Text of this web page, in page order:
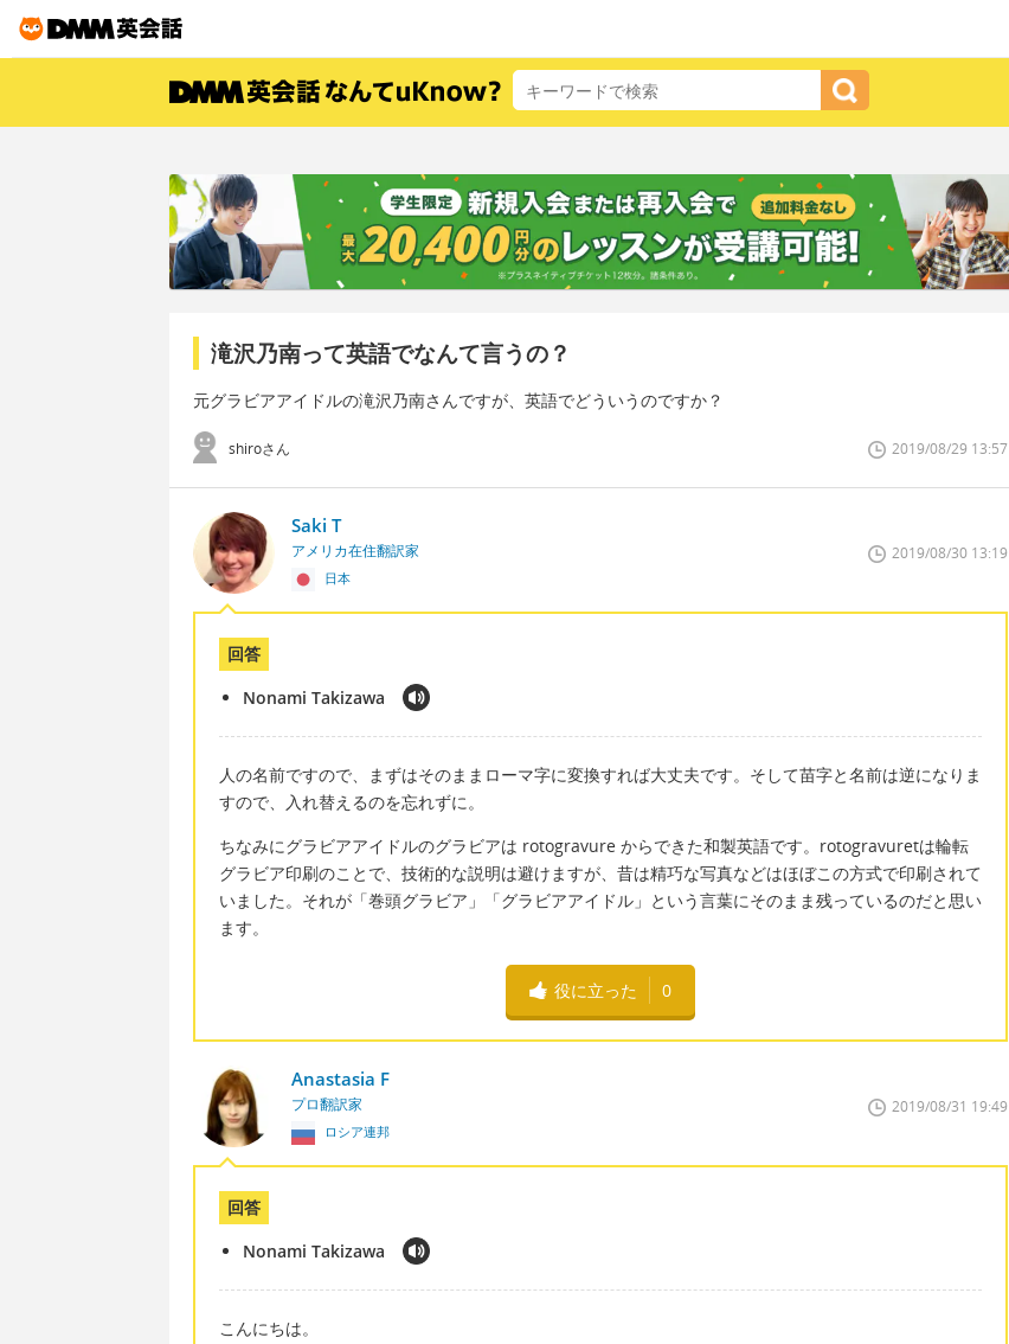
滝沢乃南って英語でなんて言うの？
元グラビアアイドルの滝沢乃南さんですが、英語でどういうのですか？
shiroさん 2019/08/29 13:57
Saki T
アメリカ在住翻訳家
日本
2019/08/30 13:19
回答
Nonami Takizawa
人の名前ですので、まずはそのままローマ字に変換すれば大丈夫です。そして苗字と名前は逆になりま
すので、入れ替えるのを忘れずに。
ちなみにグラビアアイドルのグラビアは rotogravure からできた和製英語です。rotogravuretは輪転
グラビア印刷のことで、技術的な説明は避けますが、昔は精巧な写真などはほぼこの方式で印刷されて
いました。それが「巻頭グラビア」「グラビアアイドル」という言葉にそのまま残っているのだと思い
ます。
役に立った 0
Anastasia F
プロ翻訳家
ロシア連邦
2019/08/31 19:49
回答
Nonami Takizawa
こんにちは。